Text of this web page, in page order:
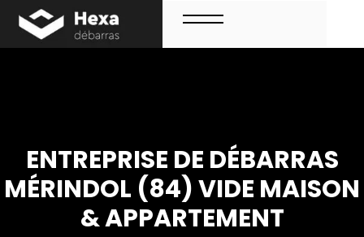
contenu
Menu
ENTREPRISE DE DÉBARRAS
MÉRINDOL (84) VIDE MAISON
& APPARTEMENT